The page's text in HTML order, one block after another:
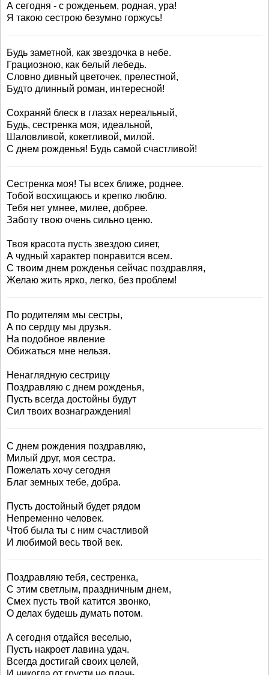
А сегодня - с рожденьем, родная, ура!
Я такою сестрою безумно горжусь!
Будь заметной, как звездочка в небе.
Грациозною, как белый лебедь.
Словно дивный цветочек, прелестной,
Будто длинный роман, интересной!
Сохраняй блеск в глазах нереальный,
Будь, сестренка моя, идеальной,
Шаловливой, кокетливой, милой.
С днем рожденья! Будь самой счастливой!
Сестренка моя! Ты всех ближе, роднее.
Тобой восхищаюсь и крепко люблю.
Тебя нет умнее, милее, добрее.
Заботу твою очень сильно ценю.
Твоя красота пусть звездою сияет,
А чудный характер понравится всем.
С твоим днем рожденья сейчас поздравляя,
Желаю жить ярко, легко, без проблем!
По родителям мы сестры,
А по сердцу мы друзья.
На подобное явление
Обижаться мне нельзя.
Ненаглядную сестрицу
Поздравляю с днем рожденья,
Пусть всегда достойны будут
Сил твоих вознаграждения!
С днем рождения поздравляю,
Милый друг, моя сестра.
Пожелать хочу сегодня
Благ земных тебе, добра.
Пусть достойный будет рядом
Непременно человек.
Чтоб была ты с ним счастливой
И любимой весь твой век.
Поздравляю тебя, сестренка,
С этим светлым, праздничным днем,
Смех пусть твой катится звонко,
О делах будешь думать потом.
А сегодня отдайся веселью,
Пусть накроет лавина удач.
Всегда достигай своих целей,